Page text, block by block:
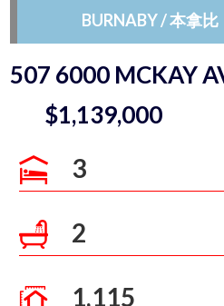
BURNABY / 本拿比
507 6000 MCKAY
$1,139,000
3
2
1,115